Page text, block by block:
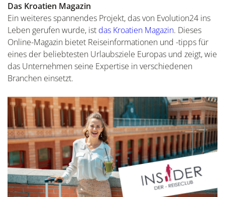
Das Kroatien Magazin
Ein weiteres spannendes Projekt, das von Evolution24 ins
Leben gerufen wurde, ist das Kroatien Magazin. Dieses
Online-Magazin bietet Reiseinformationen und -tipps für
eines der beliebtesten Urlaubsziele Europas und zeigt, wie
das Unternehmen seine Expertise in verschiedenen
Branchen einsetzt.